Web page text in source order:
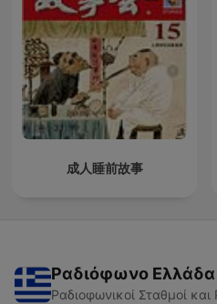
成人睡前故事
Ραδιόφωνο Ελλάδα
Ραδιοφωνικοί Σταθμοί